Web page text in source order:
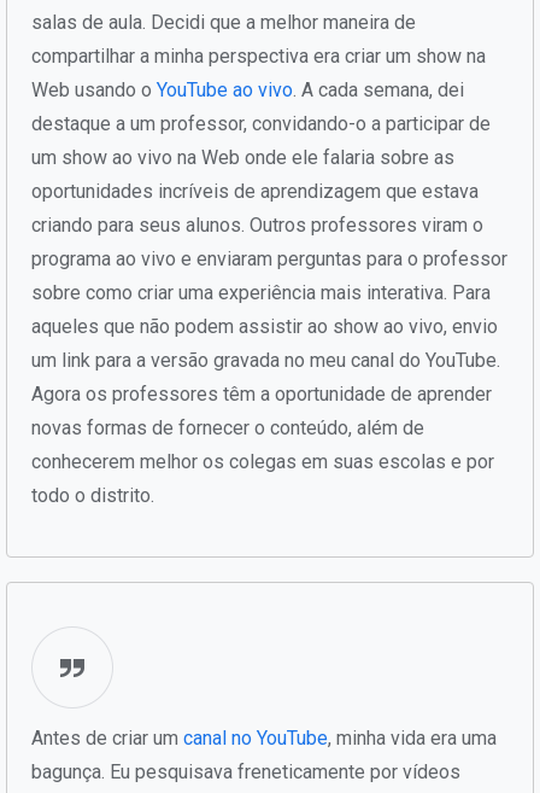
salas de aula. Decidi que a melhor maneira de
compartilhar a minha perspectiva era criar um show na
Web usando o YouTube ao vivo. A cada semana, dei
destaque a um professor, convidando-o a participar de
um show ao vivo na Web onde ele falaria sobre as
oportunidades incríveis de aprendizagem que estava
criando para seus alunos. Outros professores viram o
programa ao vivo e enviaram perguntas para o professor
sobre como criar uma experiência mais interativa. Para
aqueles que não podem assistir ao show ao vivo, envio
um link para a versão gravada no meu canal do YouTube.
Agora os professores têm a oportunidade de aprender
novas formas de fornecer o conteúdo, além de
conhecerem melhor os colegas em suas escolas e por
todo o distrito.
Antes de criar um canal no YouTube, minha vida era uma
bagunça. Eu pesquisava freneticamente por vídeos